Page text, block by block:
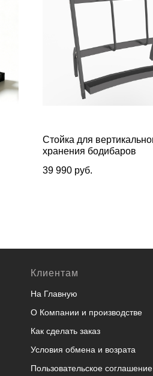
Стойка для
хранения бодибаров
39 990 руб.
Клиентам
На Главную
О Компании и производстве
Как сделать заказ
Условия обмена и возрата
Пользовательское соглашение